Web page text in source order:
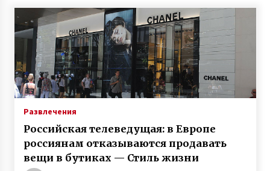
Контрабанда оружием — капитан дальнего
плавания Геннадий Гаврилов провел пять
лет в тюрьме Шри-Ланки по ложному
обвинению
3 года ago
Вся семья Елены Куклы из Богуслава
Киевской области защищала Украину на
Донбассе
Неизлечимо больной 11-летний Саша с
Буковины записал трогательное видео
6 лет ago
Развлечения
Российская телеведущая: в Европе
россиянам отказываются продавать
вещи в бутиках — Стиль жизни